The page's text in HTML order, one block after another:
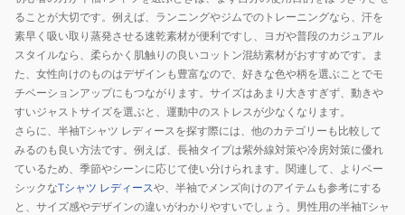
ることが大切です。例えば、ランニングやジムでのトレーニングなら、汗を
素早く吸い取り蒸発させる速乾素材が便利ですし、ヨガや普段のカジュアル
スタイルなら、柔らかく肌触りの良いコットン混紡素材がおすすめです。ま
た、女性向けのものはデザインも豊富なので、好きな色や柄を選ぶことでモ
チベーションアップにもつながります。サイズはあまり大きすぎず、動きや
すいジャストサイズを選ぶと、運動中のストレスが少なくなります。
さらに、半袖Tシャツ レディースを探す際には、他のカテゴリーも比較して
みるのも良い方法です。例えば、長袖タイプは紫外線対策や冷房対策に優れ
ているため、季節やシーンに応じて使い分けられます。関連して、よりベー
シックなTシャツ レディースや、半袖でメンズ向けのアイテムも参考にする
と、サイズ感やデザインの違いがわかりやすいでしょう。男性用の半袖Tシャ